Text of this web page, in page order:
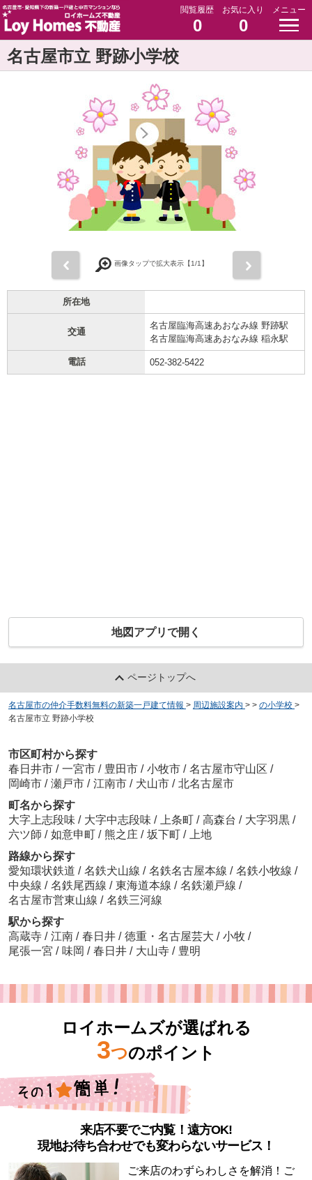
閲覧履歴
0
お気に入り
0
メニュー
名古屋市立 野跡小学校
画像タップで拡大表示【1/1】
所在地
交通
名古屋臨海高速あおなみ線 野跡駅
名古屋臨海高速あおなみ線 稲永駅
電話 052-382-5422
地図アプリで開く
ページトップへ
名古屋市の仲介手数料無料の新築一戸建て情報 > 周辺施設案内 > > の小学校 >
名古屋市立 野跡小学校
市区町村から探す
春日井市 / 一宮市 / 豊田市 / 小牧市 / 名古屋市守山区 /
岡崎市 / 瀬戸市 / 江南市 / 犬山市 / 北名古屋市
町名から探す
大字上志段味 / 大字中志段味 / 上条町 / 高森台 / 大字羽黒 /
六ツ師 / 如意申町 / 熊之庄 / 坂下町 /
上地
路線から探す
愛知環状鉄道 / 名鉄犬山線 / 名鉄名古屋本線 / 名鉄小牧線 /
中央線 / 名鉄尾西線 / 東海道本線 / 名鉄瀬戸線 /
名古屋市営東山線 / 名鉄三河線
駅から探す
高蔵寺 / 江南 / 春日井 / 徳重・名古屋芸大 / 小牧 /
尾張一宮 / 味岡 / 春日井 / 大山寺 / 豊明
ロイホームズが選ばれる
3つのポイント
来店不要でご内覧！遠方OK!
現地お待ち合わせでも変わらないサービス！
ご来店のわずらわしさを解消！ご